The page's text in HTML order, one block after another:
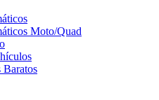
Moto/Quad
Baratos